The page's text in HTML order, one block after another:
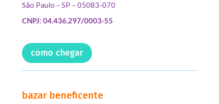
São Paulo – SP – 05083-070
CNPJ: 04.436.297/0003-55
como chegar
bazar beneficente